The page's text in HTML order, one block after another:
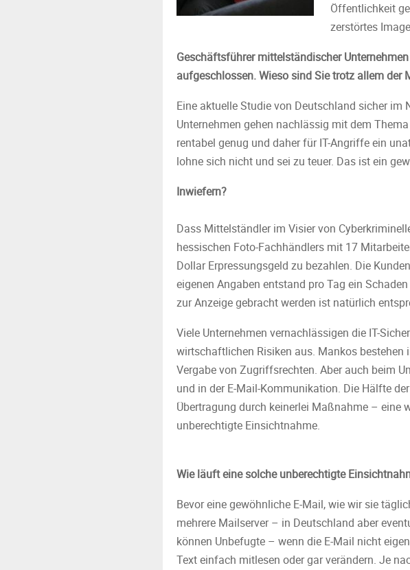
Öffentlichkeit
zerstörtes
Geschäftsführer mittelständischer
aufgeschlossen. Wieso sind Sie trotz allem der
Eine aktuelle Studie von Deutschland sicher im
Unternehmen gehen nachlässig mit dem
rentabel genug und daher für IT-Angriffe ein
lohne sich nicht und sei zu teuer. Das ist ein
Inwiefern?
Dass Mittelständler im Visier von
hessischen Foto-Fachhändlers mit 17
Dollar Erpressungsgeld zu bezahlen. Die
eigenen Angaben entstand pro Tag ein
zur Anzeige gebracht werden ist natürlich
Viele Unternehmen vernachlässigen die IT-
wirtschaftlichen Risiken aus. Mankos bestehen
Vergabe von Zugriffsrechten. Aber auch beim
und in der E-Mail-Kommunikation. Die Hälfte
Übertragung durch keinerlei Maßnahme –
unberechtigte Einsichtnahme.
Wie läuft eine solche unberechtigte
Bevor eine gewöhnliche E-Mail, wie wir sie
mehrere Mailserver – in Deutschland aber
können Unbefugte – wenn die E-Mail nicht
Text einfach mitlesen oder gar verändern. Je